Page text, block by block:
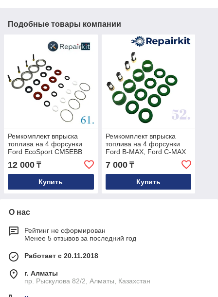
Подобные товары компании
Ремкомплект впрыска
топлива на 4 форсунки
Ford EcoSport CM5EBB
12 000 ₸
Купить
Ремкомплект впрыска
топлива на 4 форсунки
Ford B-MAX, Ford C-MAX
7 000₸
Купить
О нас
Рейтинг не сформирован
Менее 5 отзывов за последний год
Работает с 20.11.2018
г. Алматы
пр. Рыскулова 82/2, Алматы, Казахстан